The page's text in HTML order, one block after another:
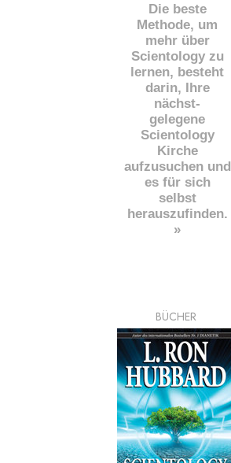
Die beste
Methode, um
mehr über
Scientology zu
lernen, besteht
darin, Ihre
nächst-
gelegene
Scientology
Kirche
aufzusuchen und
es für sich
selbst
herauszufinden.
»
BÜCHER